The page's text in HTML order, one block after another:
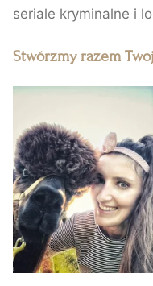
seriale kryminalne i
Stwórzmy razem